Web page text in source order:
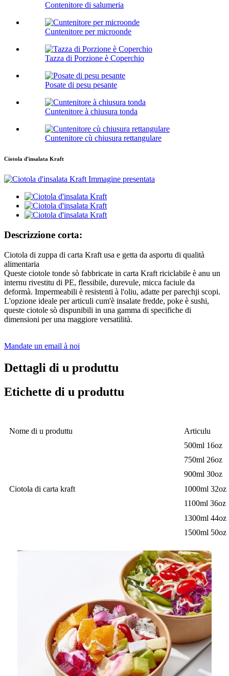
Contenitore di salumeria
Cuntenitore per microonde
Tazza di Porzione è Coperchio
Posate di pesu pesante
Cuntenitore à chiusura tonda
Cuntenitore cù chiusura rettangulare
Ciotola d'insalata Kraft
Descrizzione corta:
Ciotola di zuppa di carta Kraft usa e getta da asportu di qualità
alimentaria
Queste ciotole tonde sò fabbricate in carta Kraft riciclabile è anu un
internu rivestitu di PE, flessibile, durevule, micca faciule da
deformà. Impermeabili è resistenti à l'oliu, adatte per parechji scopi.
L'opzione ideale per articuli cum'è insalate fredde, poke è sushi,
queste ciotole sò dispunibili in una gamma di specifiche di
dimensioni per una maggiore versatilità.
Mandate un email à noi
Dettagli di u produttu
Etichette di u produttu
Nome di u produttu Articulu
Ciotola di carta kraft
500ml 16oz
750ml 26oz
900ml 30oz
1000ml 32oz
1100ml 36oz
1300ml 44oz
1500ml 50oz